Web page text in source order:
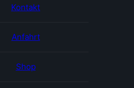
Kontakt
Anfahrt
Shop